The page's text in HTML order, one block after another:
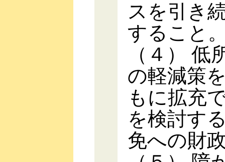
スを引き
すること
（４） 低
の軽減策
もに拡充
を検討す
免への財